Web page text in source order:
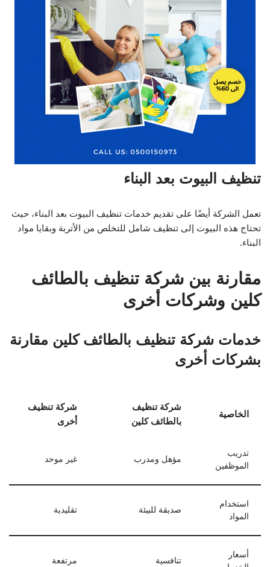
تنظيف البيوت بعد البناء
تعمل الشركة أيضًا على تقديم خدمات تنظيف البيوت بعد البناء، حيث
تحتاج هذه البيوت إلى تنظيف شامل للتخلص من الأتربة وبقايا مواد
البناء.
مقارنة بين شركة تنظيف بالطائف
كلين وشركات أخرى
خدمات شركة تنظيف بالطائف كلين مقارنة
بشركات أخرى
الخاصية
شركة تنظيف
بالطائف كلين
شركة تنظيف
أخرى
تدريب
الموظفين
مؤهل ومدرب غير موحد
استخدام
المواد
صديقة للبيئة تقليدية
أسعار
تنافسية مرتفعة